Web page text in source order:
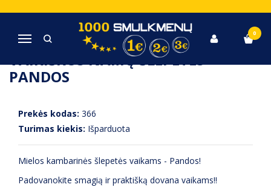
Navigacija
0
Pagrindinis
Originalios dovanos
Vaikiškos namų šlepetės - Pandos
VAIKIŠKOS NAMŲ ŠLEPETĖS -
PANDOS
Prekės kodas: 366
Turimas kiekis: Išparduota
Mielos kambarinės šlepetės vaikams - Pandos!
Padovanokite smagią ir praktišką dovana vaikams!!